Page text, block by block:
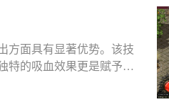
方面具有显著优势。该技
特的吸血效果更是赋予了